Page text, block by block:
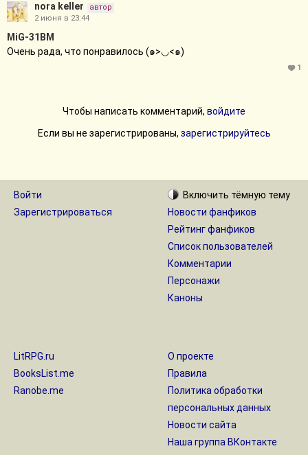
nora keller
автор
2 июня в 23:44
MiG-31BM
Очень рада, что понравилось (๑>◡<๑)
1
Чтобы написать комментарий, войдите
Если вы не зарегистрированы, зарегистрируйтесь
Войти
Зарегистрироваться
Включить тёмную тему
Новости фанфиков
Рейтинг фанфиков
Список пользователей
Комментарии
Персонажи
Каноны
LitRPG.ru
BooksList.me
Ranobe.me
О проекте
Правила
Политика обработки
персональных данных
Новости сайта
Наша группа ВКонтакте